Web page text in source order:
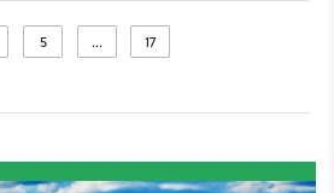
5 ... 17